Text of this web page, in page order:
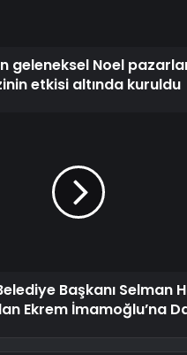
geleneksel Noel
etkisi altında kuruldu
Başkanı Selman
Ekrem İmamoğlu’na